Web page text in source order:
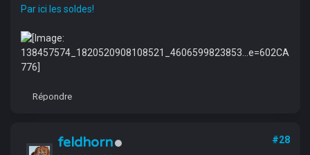
Par ici les soldes!
Répondre
feldhorn #28